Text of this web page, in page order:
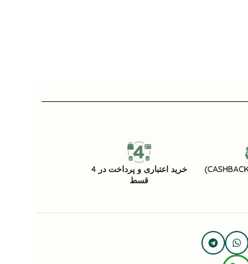
خرید اعتباری و پرداخت در 4
قسط